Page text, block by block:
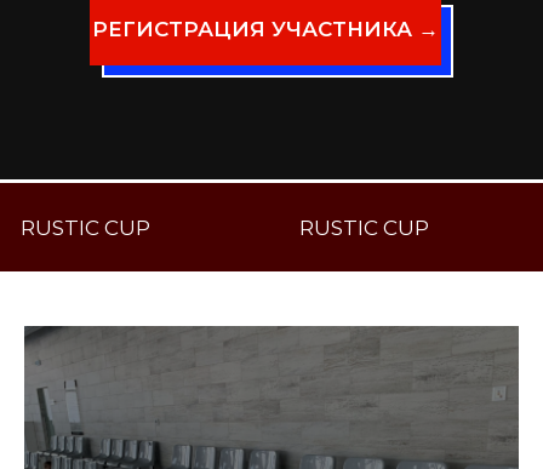
РЕГИСТРАЦИЯ УЧАСТНИКА →
RUSTIC CUP RUSTIC CUP